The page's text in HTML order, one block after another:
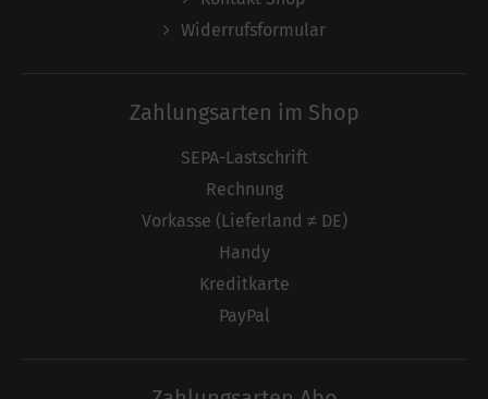
Widerrufsformular
Zahlungsarten im Shop
SEPA-Lastschrift
Rechnung
Vorkasse (Lieferland ≠ DE)
Handy
Kreditkarte
PayPal